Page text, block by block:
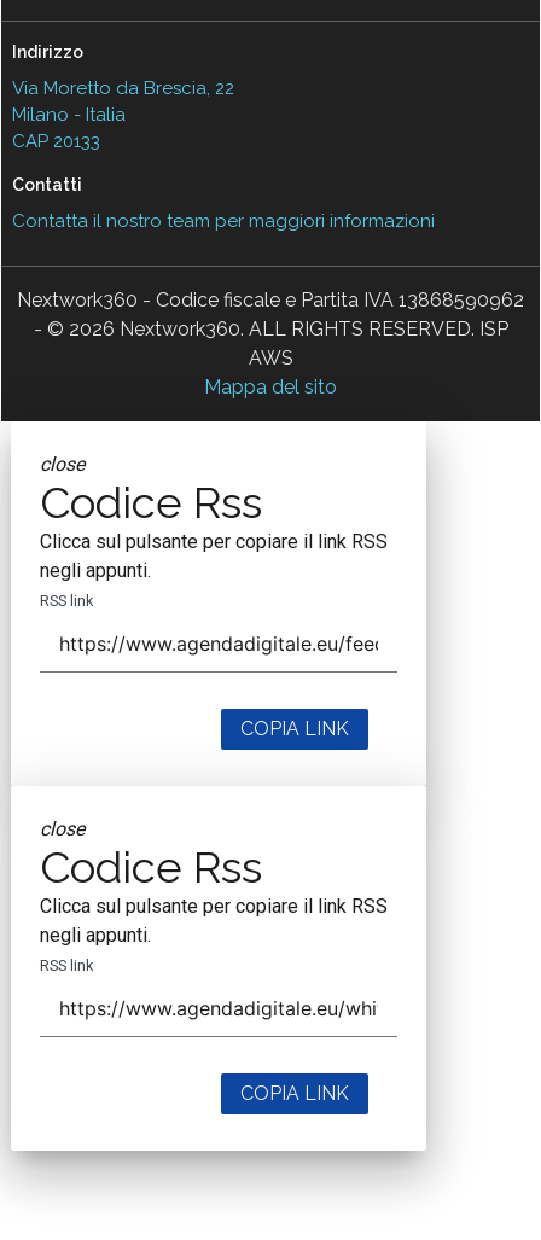
Indirizzo
Via Moretto da Brescia, 22
Milano - Italia
CAP 20133
Contatti
Contatta il nostro team per maggiori informazioni
Nextwork360 - Codice fiscale e Partita IVA 13868590962
- © 2026 Nextwork360. ALL RIGHTS RESERVED. ISP
AWS
Mappa del sito
close
Codice Rss
Clicca sul pulsante per copiare il link RSS
negli appunti.
RSS link
COPIA LINK
close
Codice Rss
Clicca sul pulsante per copiare il link RSS
negli appunti.
RSS link
COPIA LINK